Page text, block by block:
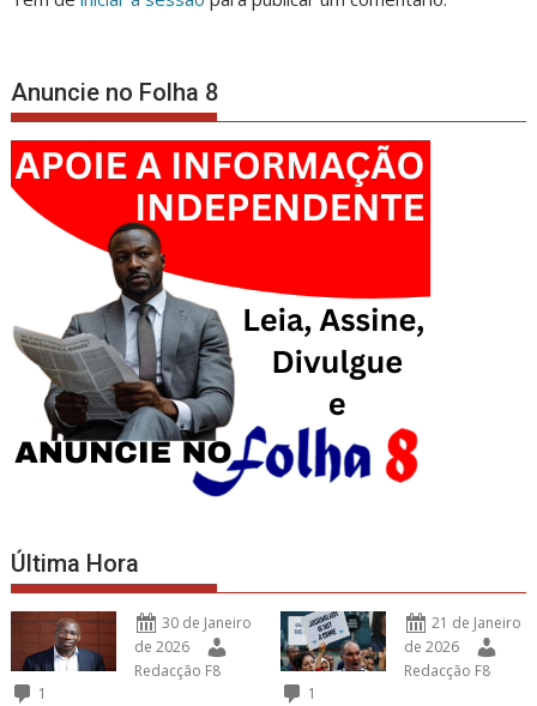
Anuncie no Folha 8
Última Hora
30 de Janeiro
de 2026
Redacção F8
1
21 de Janeiro
de 2026
Redacção F8
1